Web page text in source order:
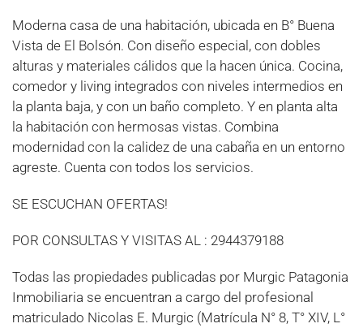
Moderna casa de una habitación, ubicada en B° Buena
Vista de El Bolsón. Con diseño especial, con dobles
alturas y materiales cálidos que la hacen única. Cocina,
comedor y living integrados con niveles intermedios en
la planta baja, y con un baño completo. Y en planta alta
la habitación con hermosas vistas. Combina
modernidad con la calidez de una cabaña en un entorno
agreste. Cuenta con todos los servicios.
SE ESCUCHAN OFERTAS!
POR CONSULTAS Y VISITAS AL : 2944379188
Todas las propiedades publicadas por Murgic Patagonia
Inmobiliaria se encuentran a cargo del profesional
matriculado Nicolas E. Murgic (Matrícula N° 8, T° XIV, L°